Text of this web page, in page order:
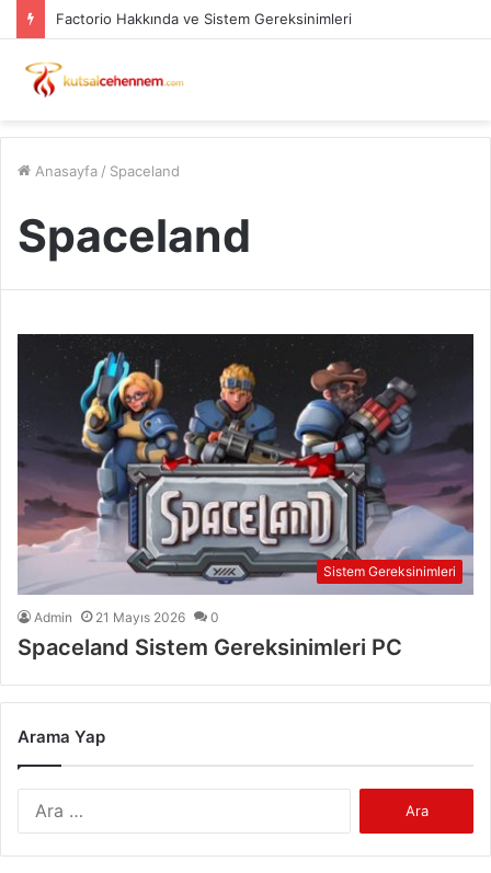
Factorio Hakkında ve Sistem Gereksinimleri
Anasayfa / Spaceland
Spaceland
Sistem Gereksinimleri
Admin 21 Mayıs 2026 0
Spaceland Sistem Gereksinimleri PC
Arama Yap